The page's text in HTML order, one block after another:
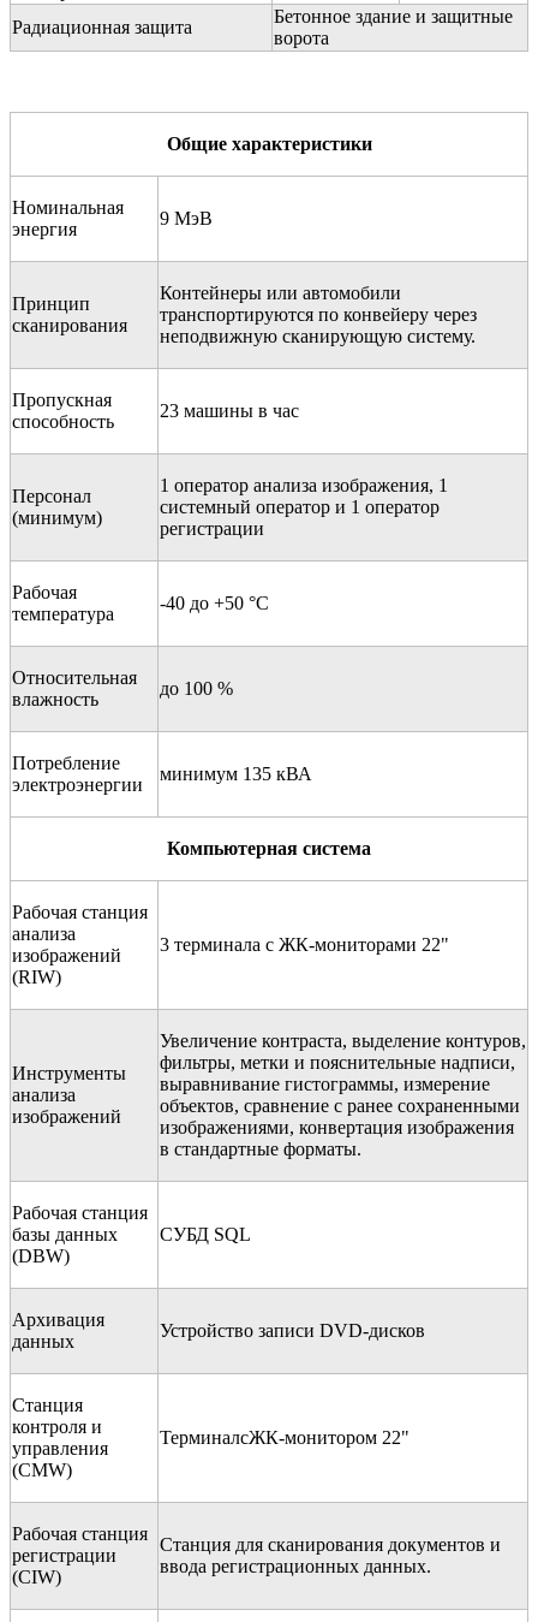
Радиационная защита
Бетонное здание и защитные
ворота
Общие характеристики
Номинальная
энергия
9 МэВ
Принцип
сканирования
Контейнеры или автомобили
транспортируются по конвейеру через
неподвижную сканирующую систему.
Пропускная
способность
23 машины в час
Персонал
(минимум)
1 оператор анализа изображения, 1
системный оператор и 1 оператор
регистрации
Рабочая
температура
-40 до +50 °С
Относительная
влажность
до 100 %
Потребление
электроэнергии
минимум 135 кВА
Компьютерная система
Рабочая станция
анализа
изображений
(RIW)
3 терминала с ЖК-мониторами 22"
Инструменты
анализа
изображений
Увеличение контраста, выделение контуров,
фильтры, метки и пояснительные надписи,
выравнивание гистограммы, измерение
объектов, сравнение с ранее сохраненными
изображениями, конвертация изображения
в стандартные форматы.
Рабочая станция
базы данных
(DBW)
СУБД SQL
Архивация
данных
Устройство записи DVD-дисков
Станция
контроля и
управления
(CMW)
ТерминалсЖК-монитором 22"
Рабочая станция
регистрации
(CIW)
Станция для сканирования документов и
ввода регистрационных данных.